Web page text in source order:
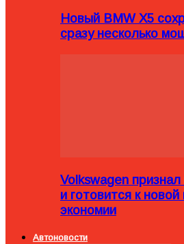
Новый BMW X5
сразу несколько
Volkswagen
и готовится к
экономии
Автоновости